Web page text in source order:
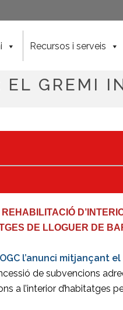
Recursos i serveis
GREMI
DE LLOGUER DE
l’anunci mitjançant
de subvencions
a l’interior d’habitatges